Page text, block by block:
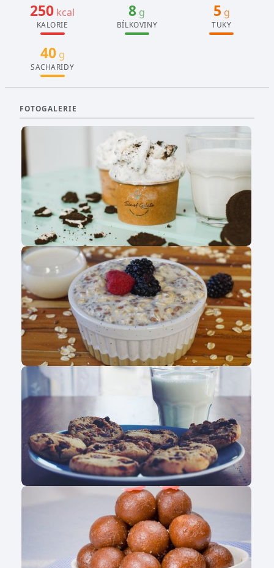
250 kcal
KALORIE
8 g
BÍLKOVINY
5 g
TUKY
40g
SACHARIDY
FOTOGALERIE